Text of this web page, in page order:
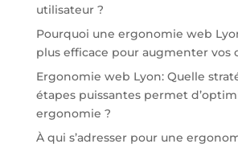
utilisateur ?
Pourquoi une ergonomie web
plus efficace pour augmenter vos
Ergonomie web Lyon: Quelle
étapes puissantes permet
ergonomie ?
À qui s’adresser pour une